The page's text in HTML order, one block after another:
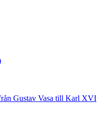
Gustav Vasa till Karl XVI